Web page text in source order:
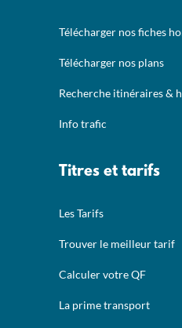
Télécharger nos fiches
Télécharger nos plans
Recherche itinéraires &
Info trafic
Titres et tarifs
Les Tarifs
Trouver le meilleur tarif
Calculer votre QF
La prime transport